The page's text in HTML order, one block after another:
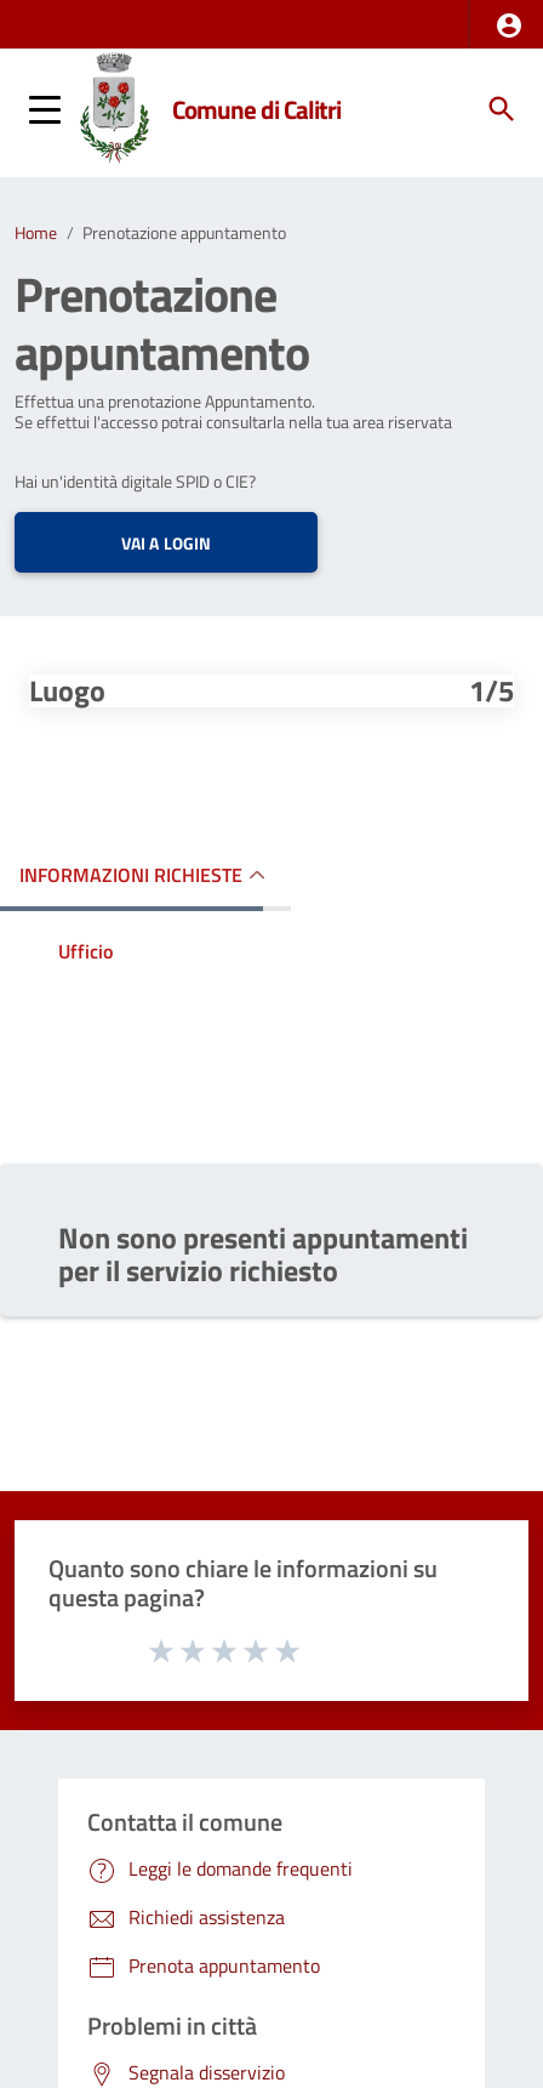
Comune di Calitri
Home / Prenotazione appuntamento
Prenotazione
appuntamento
Effettua una prenotazione Appuntamento.
Se effettui l'accesso potrai consultarla nella tua area riservata
Hai un'identità digitale SPID o CIE?
VAI A LOGIN
Luogo 1/5
INFORMAZIONI RICHIESTE
Ufficio
Non sono presenti appuntamenti
per il servizio richiesto
Quanto sono chiare le informazioni su
questa pagina?
Valuta da 1 a 5 stelle la pagina
Contatta il comune
Leggi le domande frequenti
Richiedi assistenza
Prenota appuntamento
Problemi in città
Segnala disservizio